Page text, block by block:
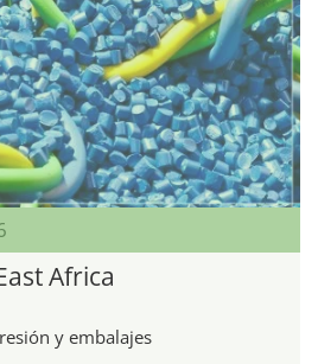
Africa
y embalajes